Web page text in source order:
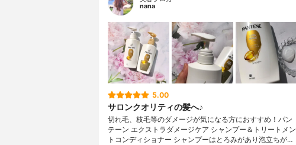
nana
5.00
サロンクオリティの髪へ♪
切れ毛、枝毛等のダメージが気になる方におすすめ！パン
テーン エクストラダメージケア シャンプー＆トリートメン
トコンディショナー シャンプーはとろみがあり泡立ちが…